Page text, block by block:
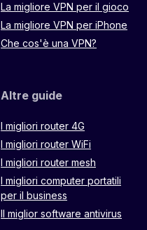
La migliore VPN per il gioco
La migliore VPN per iPhone
Che cos'è una VPN?
Altre guide
I migliori router 4G
I migliori router WiFi
I migliori router mesh
I migliori computer portatili
per il business
Il miglior software antivirus